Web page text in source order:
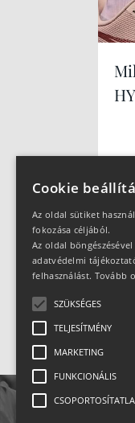
Cookie
Az oldal sütiket
fokozása céljából.
Az oldal
adatvédelmi
felhasználást. Tovább
SZÜKSÉGES
TELJESÍTMÉNY
MARKETING
FUNKCIONÁLIS